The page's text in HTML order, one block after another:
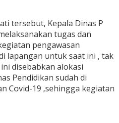
tersebut, Kepala Dinas P
tugas dan
pengawasan
lapangan untuk saat ini , tak
disebabkan alokasi
Pendidikan sudah di
Covid-19 ,sehingga kegiatan